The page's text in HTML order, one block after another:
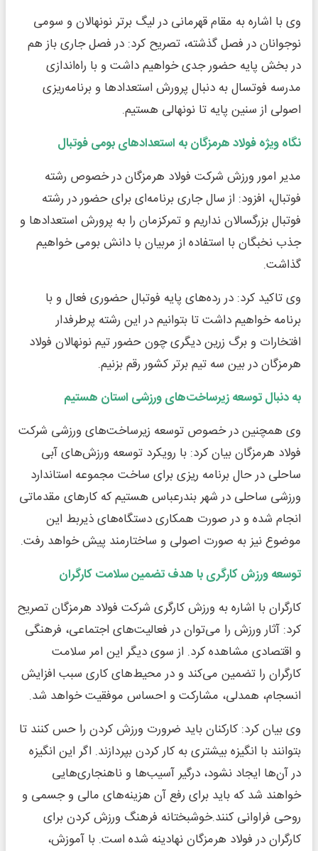
وی با اشاره به مقام قهرمانی در لیگ برتر نونهالان و سومی
نوجوانان در فصل گذشته، تصریح کرد: در فصل جاری باز هم
در بخش پایه حضور جدی خواهیم داشت و با راه‌اندازی
مدرسه فوتسال به دنبال پرورش استعدادها و برنامه‌ریزی
اصولی از سنین پایه تا نونهالی هستیم.
نگاه ویژه فولاد هرمزگان به استعدادهای بومی فوتبال
مدیر امور ورزش شرکت فولاد هرمزگان در خصوص رشته
فوتبال، افزود: از سال جاری برنامه‌ای برای حضور در رشته
فوتبال بزرگسالان نداریم و تمرکزمان را به پرورش استعدادها و
جذب نخبگان با استفاده از مربیان با دانش بومی خواهیم
گذاشت.
وی تاکید کرد: در رده‌های پایه فوتبال حضوری فعال و با
برنامه خواهیم داشت تا بتوانیم در این رشته پرطرفدار
افتخارات و برگ زرین دیگری چون حضور تیم نونهالان فولاد
هرمزگان در بین سه تیم برتر کشور رقم بزنیم.
به دنبال توسعه زیرساخت‌های ورزشی استان هستیم
وی همچنین در خصوص توسعه زیرساخت‌های ورزشی شرکت
فولاد هرمزگان بیان کرد: با رویکرد توسعه ورزش‌های آبی
ساحلی در حال برنامه ریزی برای ساخت مجموعه استاندارد
ورزشی ساحلی در شهر بندرعباس هستیم که کارهای مقدماتی
انجام شده و در صورت همکاری دستگاه‌های ذیربط این
موضوع نیز به صورت اصولی و ساختارمند پیش خواهد رفت.
توسعه ورزش کارگری با هدف تضمین سلامت کارگران
کارگران با اشاره به ورزش کارگری شرکت فولاد هرمزگان تصریح
کرد: آثار ورزش را می‌توان در فعالیت‌های اجتماعی، فرهنگی
و اقتصادی مشاهده کرد. از سوی دیگر این امر سلامت
کارگران را تضمین می‌کند و در محیط‌های کاری سبب افزایش
انسجام، همدلی، مشارکت و احساس موفقیت خواهد شد.
وی بیان کرد: کارکنان باید ضرورت ورزش کردن را حس کنند تا
بتوانند با انگیزه بیشتری به کار کردن بپردازند. اگر این انگیزه
در آن‌ها ایجاد نشود، درگیر آسیب‌ها و ناهنجاری‌هایی
خواهند شد که باید برای رفع آن هزینه‌های مالی و جسمی و
روحی فراوانی کنند.خوشبختانه فرهنگ ورزش کردن برای
کارگران در فولاد هرمزگان نهادینه شده است. با آموزش،